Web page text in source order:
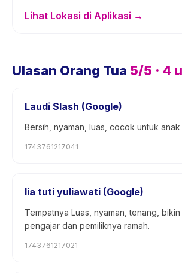
Lihat Lokasi di Aplikasi →
Ulasan Orang Tua 5/5 · 4
Laudi Slash (Google)
Bersih, nyaman, luas, cocok untuk anak
1743761217041
lia tuti yuliawati (Google)
Tempatnya Luas, nyaman, tenang,
pengajar dan pemiliknya ramah.
1743761217021